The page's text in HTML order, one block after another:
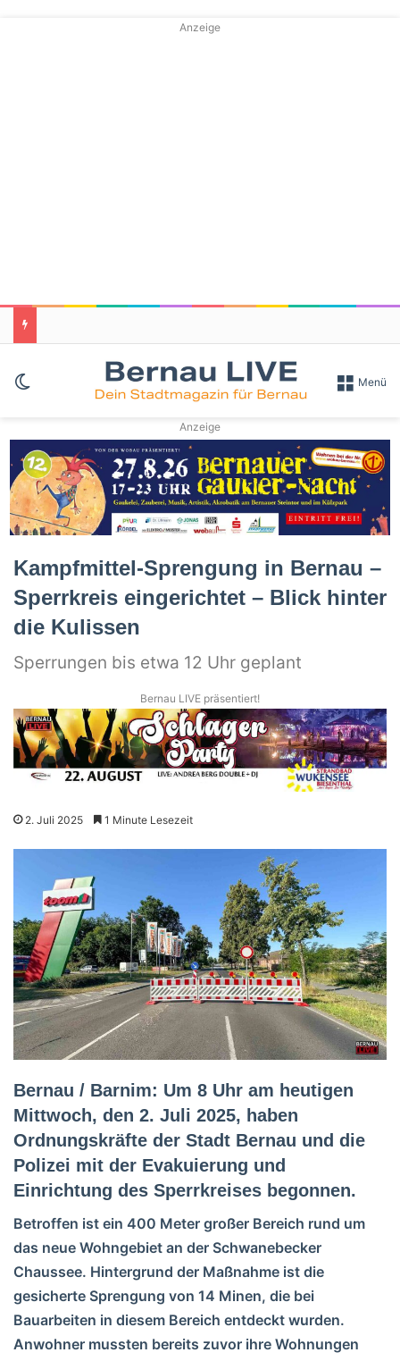
Anzeige
Skin umschalten Menü
Anzeige
Kampfmittel-Sprengung in Bernau –
Sperrkreis eingerichtet – Blick hinter
die Kulissen
Sperrungen bis etwa 12 Uhr geplant
Bernau LIVE präsentiert!
2. Juli 2025 1 Minute Lesezeit
Bernau / Barnim: Um 8 Uhr am heutigen
Mittwoch, den 2. Juli 2025, haben
Ordnungskräfte der Stadt Bernau und die
Polizei mit der Evakuierung und
Einrichtung des Sperrkreises begonnen.
Betroffen ist ein 400 Meter großer Bereich rund um
das neue Wohngebiet an der Schwanebecker
Chaussee. Hintergrund der Maßnahme ist die
gesicherte Sprengung von 14 Minen, die bei
Bauarbeiten in diesem Bereich entdeckt wurden.
Anwohner mussten bereits zuvor ihre Wohnungen